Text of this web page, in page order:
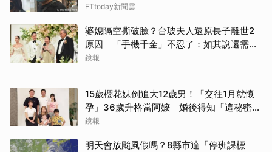
ETtoday新聞雲
婆媳隔空撕破臉？台玻夫人還原長子離世2
原因 「手機千金」不忍了：如其說還需要
離開嗎？
鏡報
15歲櫻花妹倒追大12歲男！「交往1月就懷
孕」36歲升格當阿嬤 婚後得知「這秘密」
傻眼了
鏡報
明天會放颱風假嗎？8縣市達「停班課標